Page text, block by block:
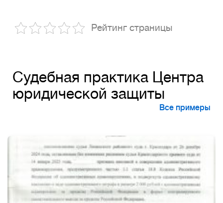
Рейтинг страницы
Судебная практика Центра
юридической защиты
Все примеры